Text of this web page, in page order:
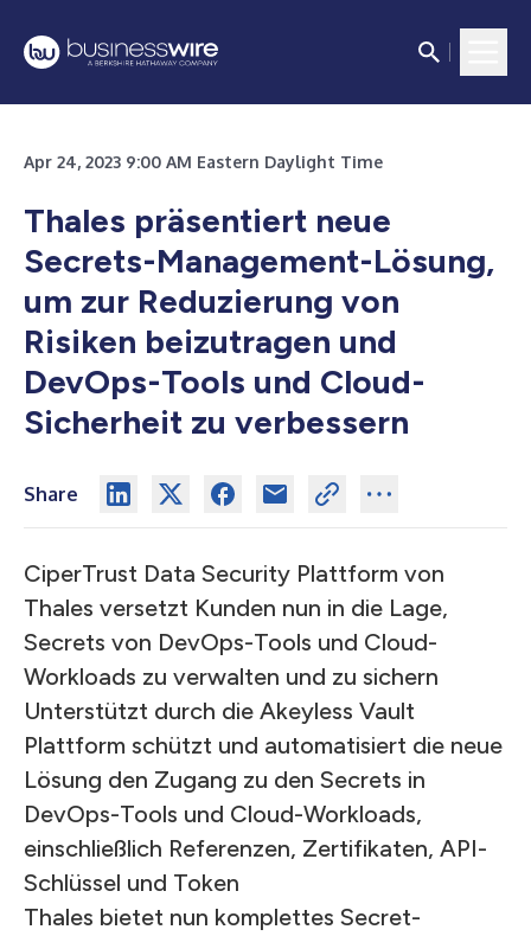
Apr 24, 2023 9:00 AM Eastern Daylight Time
Thales präsentiert neue
Secrets-Management-Lösung,
um zur Reduzierung von
Risiken beizutragen und
DevOps-Tools und Cloud-
Sicherheit zu verbessern
Share
CiperTrust Data Security Plattform von
Thales versetzt Kunden nun in die Lage,
Secrets von DevOps-Tools und Cloud-
Workloads zu verwalten und zu sichern
Unterstützt durch die Akeyless Vault
Plattform schützt und automatisiert die neue
Lösung den Zugang zu den Secrets in
DevOps-Tools und Cloud-Workloads,
einschließlich Referenzen, Zertifikaten, API-
Schlüssel und Token
Thales bietet nun komplettes Secret-